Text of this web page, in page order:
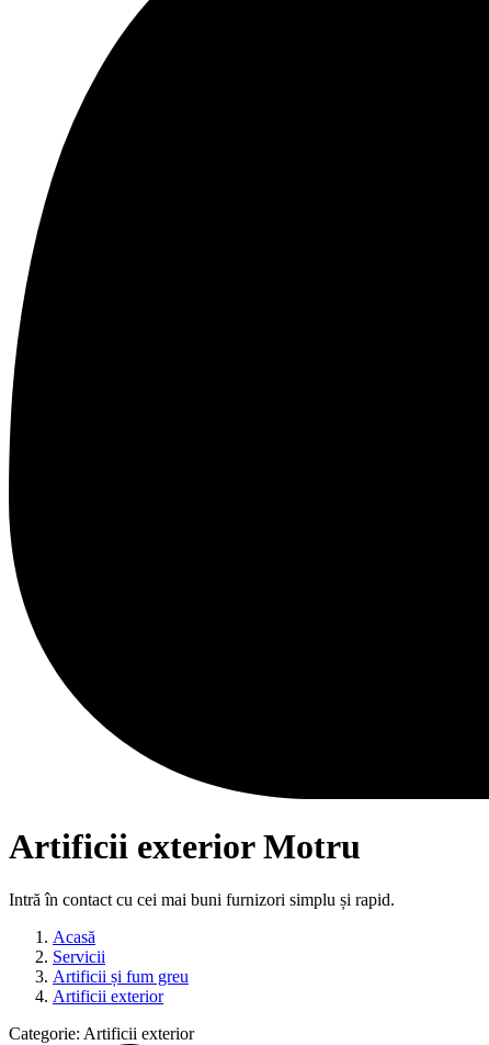
Artificii exterior Motru
Intră în contact cu cei mai buni furnizori simplu și rapid.
Acasă
Servicii
Artificii și fum greu
Artificii exterior
Categorie: Artificii exterior